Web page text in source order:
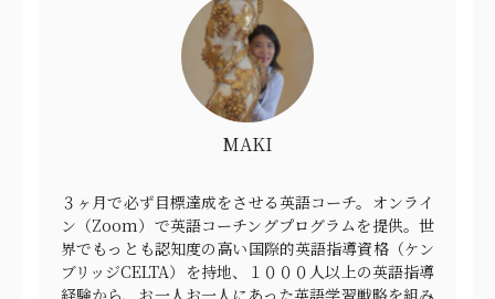
MAKI
３ヶ月で必ず目標達成をさせる英語コーチ。オンライ
ン（Zoom）で英語コーチングプログラムを提供。世
界でもっとも認知度の高い国際的英語指導資格（ケン
ブリッジCELTA）を持地、１０００人以上の英語指導